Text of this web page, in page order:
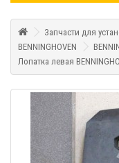
Запчасти для
BENNINGHOVEN
Лопатка левая